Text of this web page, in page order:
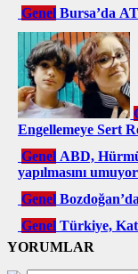
Genel Bursa’da
Engellemeye Sert
Genel ABD,
yapılmasını umuyor
Genel
Genel Türkiye,
YORUMLAR